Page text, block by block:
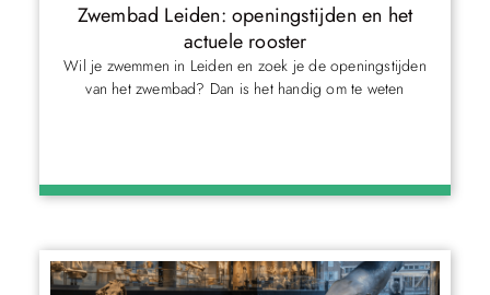
Zwembad Leiden: openingstijden en het
actuele rooster
Wil je zwemmen in Leiden en zoek je de openingstijden
van het zwembad? Dan is het handig om te weten